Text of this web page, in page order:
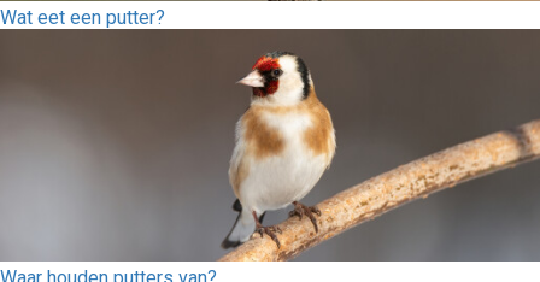
Wat eet een putter?
Waar houden putters van?